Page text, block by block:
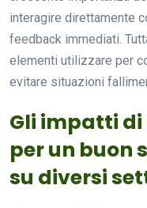
interagire direttamente
feedback immediati.
elementi utilizzare per
evitare situazioni
Gli impatti di
per un buon
su diversi